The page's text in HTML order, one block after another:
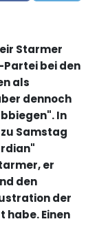
Starmer
bei den
als
dennoch
In
Samstag
er
den
der
habe. Einen